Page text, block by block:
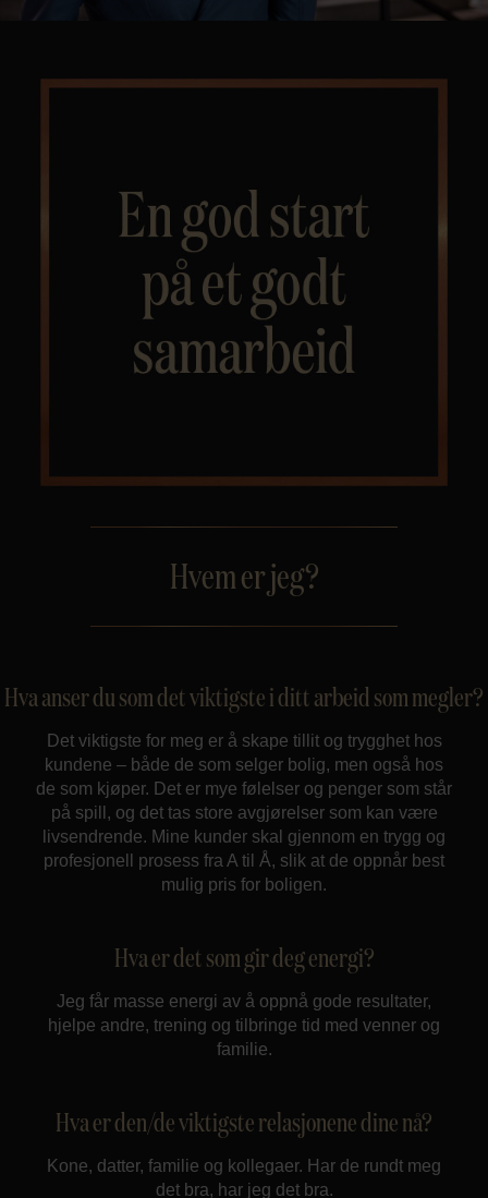
Om oss
Hvem er jeg?
Hva anser du som det viktigste i ditt arbeid som megler?
Det viktigste for meg er å skape tillit og trygghet hos
kundene – både de som selger bolig, men også hos
de som kjøper. Det er mye følelser og penger som står
på spill, og det tas store avgjørelser som kan være
livsendrende. Mine kunder skal gjennom en trygg og
profesjonell prosess fra A til Å, slik at de oppnår best
mulig pris for boligen.
Hva er det som gir deg energi?
Jeg får masse energi av å oppnå gode resultater,
hjelpe andre, trening og tilbringe tid med venner og
familie.
Hva er den/de viktigste relasjonene dine nå?
Kone, datter, familie og kollegaer. Har de rundt meg
det bra, har jeg det bra.